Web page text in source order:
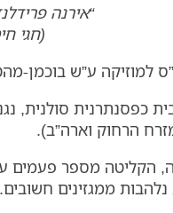
“אירנה
(חגי
למוזיקה ע”ש בוכמן-
כפסנתרנית
הרחוק וארה”ב).